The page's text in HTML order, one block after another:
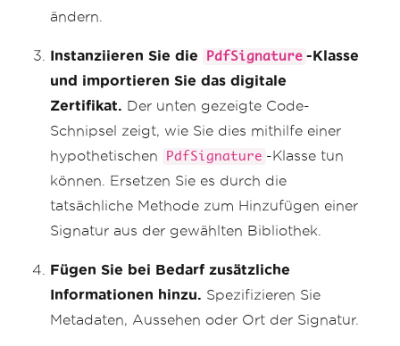
ändern.
Instanziieren Sie die PdfSignature -Klasse
und importieren Sie das digitale
Zertifikat. Der unten gezeigte Code-
Schnipsel zeigt, wie Sie dies mithilfe einer
hypothetischen
PdfSignature -Klasse tun
können. Ersetzen Sie es durch die
tatsächliche Methode zum Hinzufügen einer
Signatur aus der gewählten Bibliothek.
Fügen Sie bei Bedarf zusätzliche
Informationen hinzu. Spezifizieren Sie
Metadaten, Aussehen oder Ort der Signatur.